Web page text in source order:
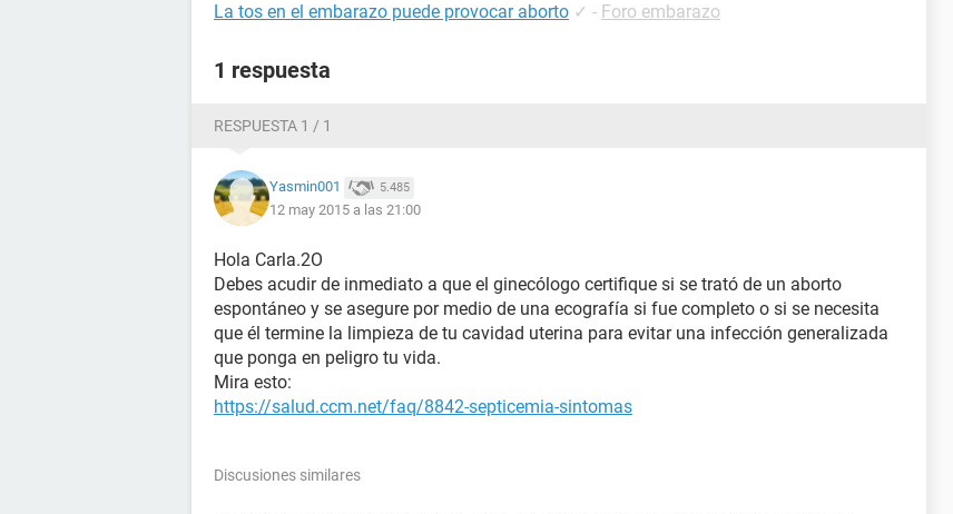
La tos en el embarazo puede provocar aborto ✓ - Foro embarazo
1 respuesta
RESPUESTA 1 / 1
Yasmin001 5.485
12 may 2015 a las 21:00
Hola Carla.2O
Debes acudir de inmediato a que el ginecólogo certifique si se trató de un aborto
espontáneo y se asegure por medio de una ecografía si fue completo o si se necesita
que él termine la limpieza de tu cavidad uterina para evitar una infección generalizada
que ponga en peligro tu vida.
Mira esto:
https://salud.ccm.net/faq/8842-septicemia-sintomas
Discusiones similares